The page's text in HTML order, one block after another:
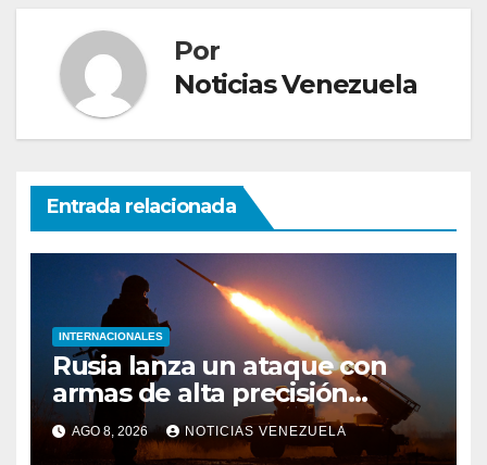
Por
Noticias Venezuela
Entrada relacionada
INTERNACIONALES
Rusia lanza un ataque con
armas de alta precisión
contra la industria militar en
Kiev
AGO 8, 2026 NOTICIAS VENEZUELA